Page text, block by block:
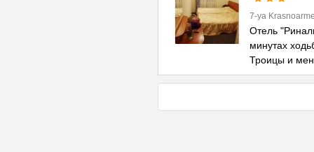
7-ya
Отель
минутах
Троицы и